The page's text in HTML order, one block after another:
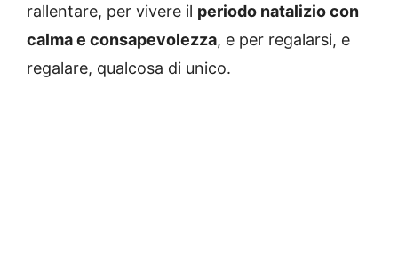
rallentare, per vivere il periodo natalizio con
calma e consapevolezza, e per regalarsi, e
regalare, qualcosa di unico.